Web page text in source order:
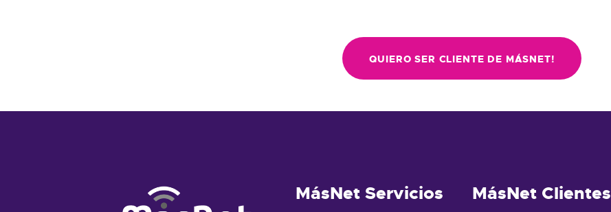
QUIERO SER CLIENTE DE MÁSNET!
MásNet Servicios MásNet Clientes